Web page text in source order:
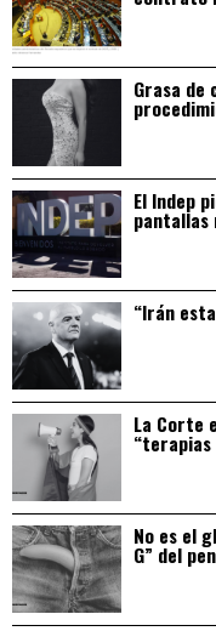
Grasa
El Indep
pantallas
“Irán
La Corte
“terapias
No es el
G” del